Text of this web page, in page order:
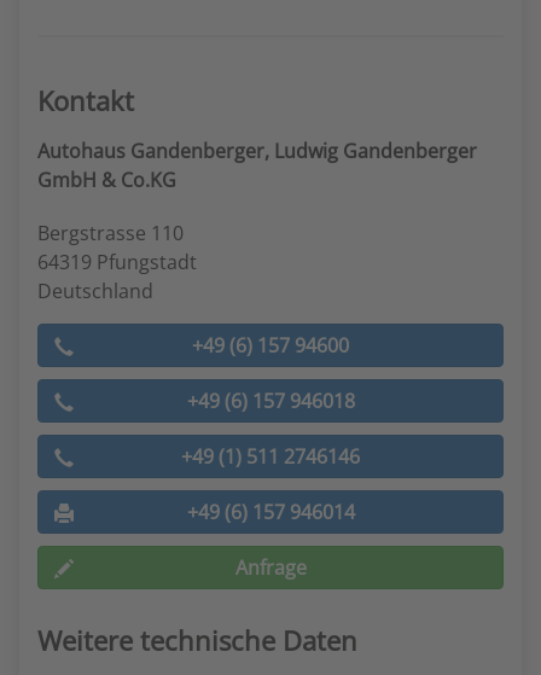
Kontakt
Autohaus Gandenberger, Ludwig Gandenberger
GmbH & Co.KG
Bergstrasse 110
64319 Pfungstadt
Deutschland
+49 (6) 157 94600
+49 (6) 157 946018
+49 (1) 511 2746146
+49 (6) 157 946014
Anfrage
Weitere technische Daten